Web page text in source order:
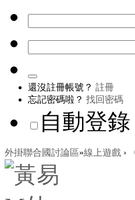
還沒註冊帳號？ 註冊
忘記密碼啦？ 找回密碼
自動登錄
外掛聯合國討論區»線上遊戲 ›